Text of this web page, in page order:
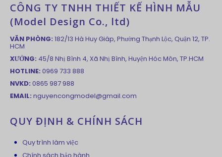
CÔNG TY TNHH THIẾT KẾ HÌNH MẪU
(Model Design Co., ltd)
VĂN PHÒNG: 182/13 Hà Huy Giáp, Phường Thạnh Lộc, Quận 12, TP.
HCM
XƯỞNG: 45/8 Nhị Bình 4, Xã Nhị Bình, Huyện Hóc Môn, TP.HCM
HOTLINE: 0969 733 888
NVKD: 0865 987 988
EMAIL: nguyencongmodel@gmail.com
QUY ĐỊNH & CHÍNH SÁCH
Quy trình làm việc
Chính sách bảo hành